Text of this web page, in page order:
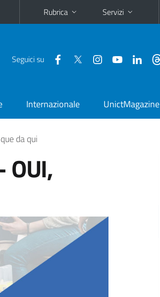
Rubrica Servizi
Seguici su
Internazionale UnictMagazine
da qui